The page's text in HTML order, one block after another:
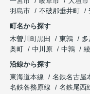
羽島市
不破郡垂井町
町名から探す
木曽川町黒田
東鶉 多
奥町
中川原 中鶉
沿線から探す
東海道本線
名鉄名古屋
名鉄各務原線
名鉄尾西